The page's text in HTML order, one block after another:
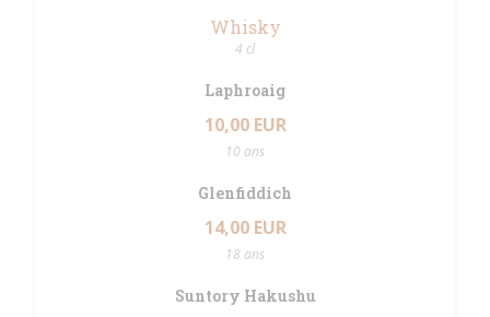
Whisky
4 cl
Laphroaig
10,00 EUR
10 ans
Glenfiddich
14,00 EUR
18 ans
Suntory Hakushu